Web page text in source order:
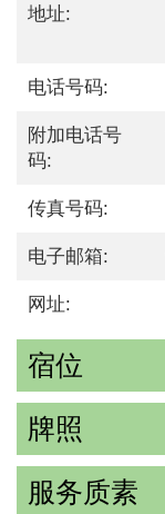
地址:
电话号码:
附加电话号
码:
传真号码:
电子邮箱:
网址:
宿位
牌照
服务质素